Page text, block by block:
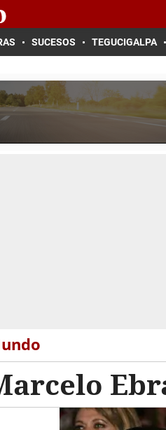
SUCESOS TEGUCIGALPA